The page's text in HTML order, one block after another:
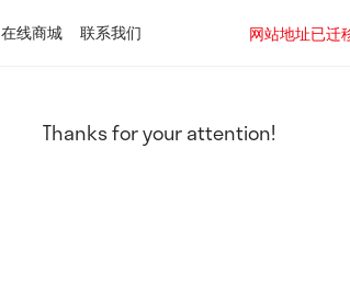
在线商城 联系我们
网站地址已迁
Thanks for your attention!